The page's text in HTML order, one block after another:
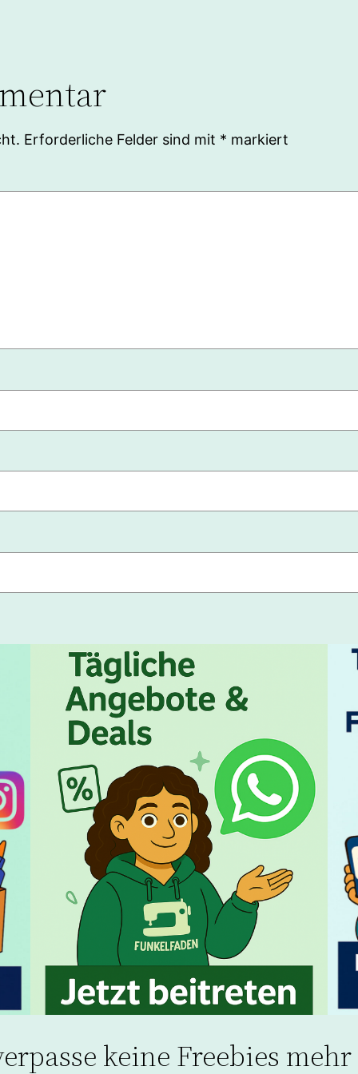
Erforderliche Felder sind mit * markiert
keine Freebies mehr